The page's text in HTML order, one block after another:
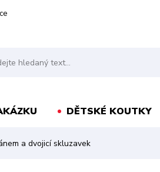
DĚTSKÉ KOUTKY
a dvojicí skluzavek